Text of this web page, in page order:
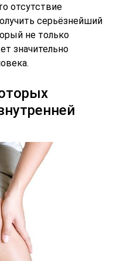
отсутствие
серьёзнейший
не только
значительно